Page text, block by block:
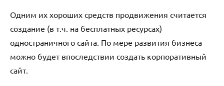
Одним их хороших средств продвижения считается
создание (в т.ч. на бесплатных ресурсах)
одностраничного сайта. По мере развития бизнеса
можно будет впоследствии создать корпоративный
сайт.